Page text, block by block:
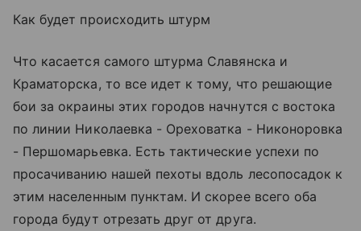
Как будет происходить штурм
Что касается самого штурма Славянска и
Краматорска, то все идет к тому, что решающие
бои за окраины этих городов начнутся с востока
по линии Николаевка - Ореховатка - Никоноровка
- Першомарьевка. Есть тактические успехи по
просачиванию нашей пехоты вдоль лесопосадок к
этим населенным пунктам. И скорее всего оба
города будут отрезать друг от друга.